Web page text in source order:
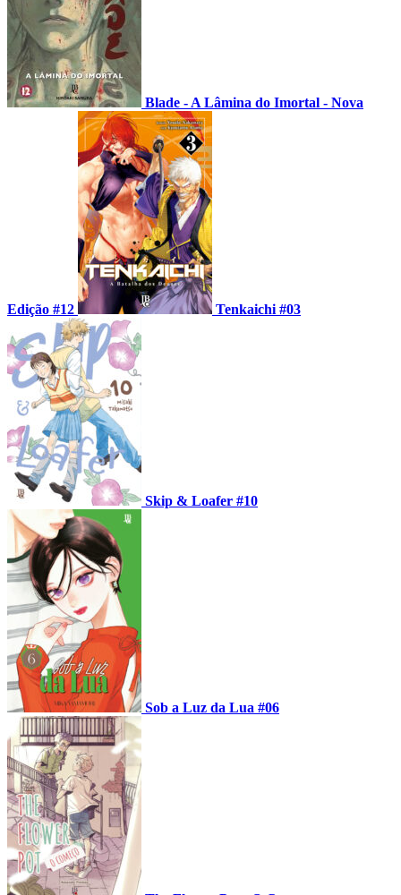
Blade - A Lâmina do Imortal - Nova
Edição #12 Tenkaichi #03
Skip & Loafer #10
Sob a Luz da Lua #06